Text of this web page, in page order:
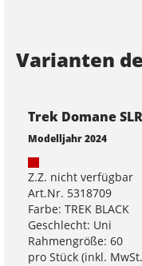
Varianten
Trek Domane
Modelljahr 2024
Z.Z. nicht verfügbar
Art.Nr. 5318709
Farbe: TREK BLACK
Geschlecht: Uni
Rahmengröße: 60
pro Stück (inkl.